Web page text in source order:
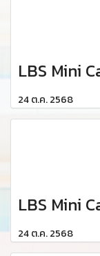
LBS Mini
24 ต.ค. 2568
LBS Mini
24 ต.ค. 2568